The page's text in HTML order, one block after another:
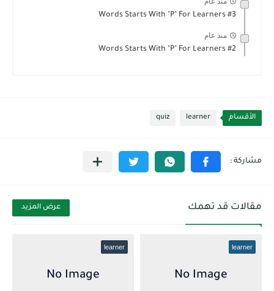
Words Starts With "P" For Learners #3
منذ عام
Words Starts With "P" For Learners #2
الأقسام learner
quiz
مقالات قد تهمك عرض المزيد
learner
learner